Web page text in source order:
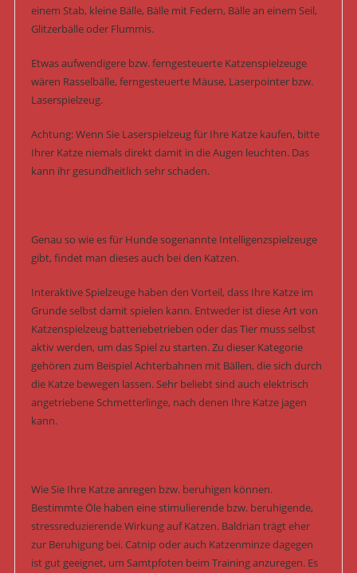
einem Stab, kleine Bälle, Bälle mit Federn, Bälle an einem Seil,
Glitzerbälle oder Flummis.
Etwas aufwendigere bzw. ferngesteuerte Katzenspielzeuge
wären Rasselbälle, ferngesteuerte Mäuse, Laserpointer bzw.
Laserspielzeug.
Achtung: Wenn Sie Laserspielzeug für Ihre Katze kaufen, bitte
Ihrer Katze niemals direkt damit in die Augen leuchten. Das
kann ihr gesundheitlich sehr schaden.
Genau so wie es für Hunde sogenannte Intelligenzspielzeuge
gibt, findet man dieses auch bei den Katzen.
Interaktive Spielzeuge haben den Vorteil, dass Ihre Katze im
Grunde selbst damit spielen kann. Entweder ist diese Art von
Katzenspielzeug batteriebetrieben oder das Tier muss selbst
aktiv werden, um das Spiel zu starten. Zu dieser Kategorie
gehören zum Beispiel Achterbahnen mit Bällen, die sich durch
die Katze bewegen lassen. Sehr beliebt sind auch elektrisch
angetriebene Schmetterlinge, nach denen Ihre Katze jagen
kann.
Wie Sie Ihre Katze anregen bzw. beruhigen können.
Bestimmte Öle haben eine stimulierende bzw. beruhigende,
stressreduzierende Wirkung auf Katzen. Baldrian trägt eher
zur Beruhigung bei. Catnip oder auch Katzenminze dagegen
ist gut geeignet, um Samtpfoten beim Training anzuregen. Es